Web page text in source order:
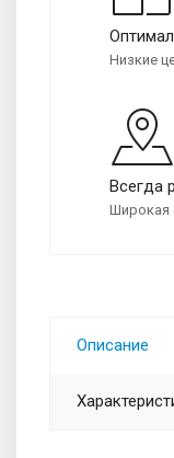
Низкие
Всегда
Широкая
Описание